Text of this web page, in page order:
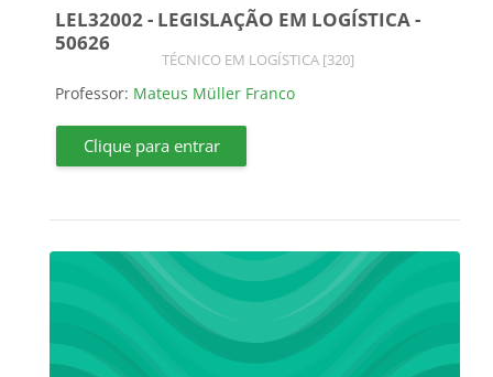
LEL32002 - LEGISLAÇÃO EM LOGÍSTICA -
50626
Categoria do curso
TÉCNICO EM LOGÍSTICA [320]
Professor: Mateus Müller Franco
Clique para entrar